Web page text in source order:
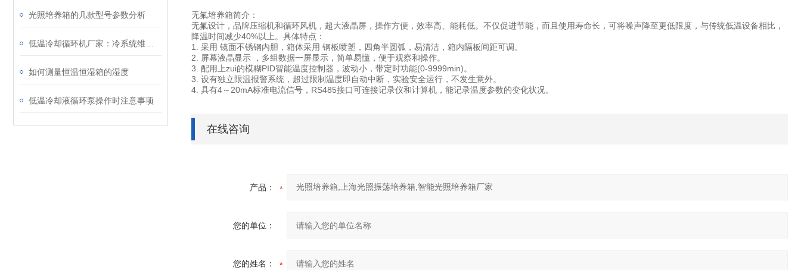
光照培养箱的几款型号参数分析
如何测量恒温恒湿箱的湿度
低温冷却液循环泵操作时注意事项
无氟培养箱简介：
无氟设计，品牌压缩机和循环风机，超大液晶屏，操作方便，效率高、能耗低。不仅促进节能，而且使用寿命长，可将噪声降至更低限度，与传统低温设备相比，
降温时间减少40%以上。具体特点：
1. 采用 镜面不锈钢内胆，箱体采用 钢板喷塑，四角半圆弧，易清洁，箱内隔板间距可调。
2. 屏幕液晶显示 ，多组数据一屏显示，简单易懂，便于观察和操作。
3. 配用上zui的模糊PID智能温度控制器，波动小，带定时功能(0-9999min)。
3. 设有独立限温报警系统，超过限制温度即自动中断，实验安全运行，不发生意外。
4. 具有4～20mA标准电流信号，RS485接口可连接记录仪和计算机，能记录温度参数的变化状况。
在线咨询
产品：
您的单位：
您的姓名：